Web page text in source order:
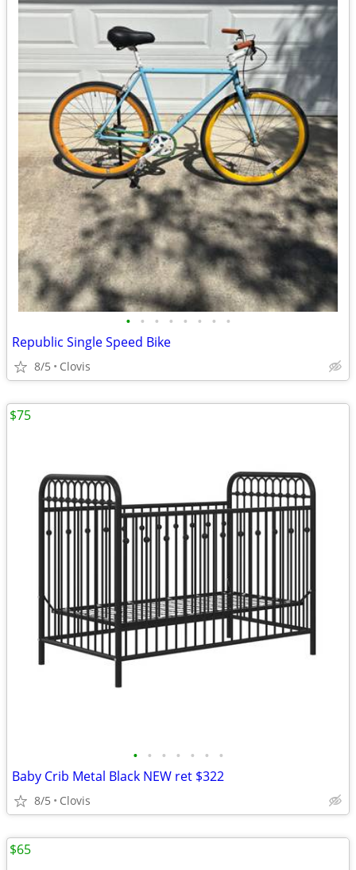
• • • • • • • •
Republic Single Speed Bike
8/5 Clovis
• • • • • • •
Baby Crib Metal Black NEW ret $322
8/5 Clovis
$75
$65